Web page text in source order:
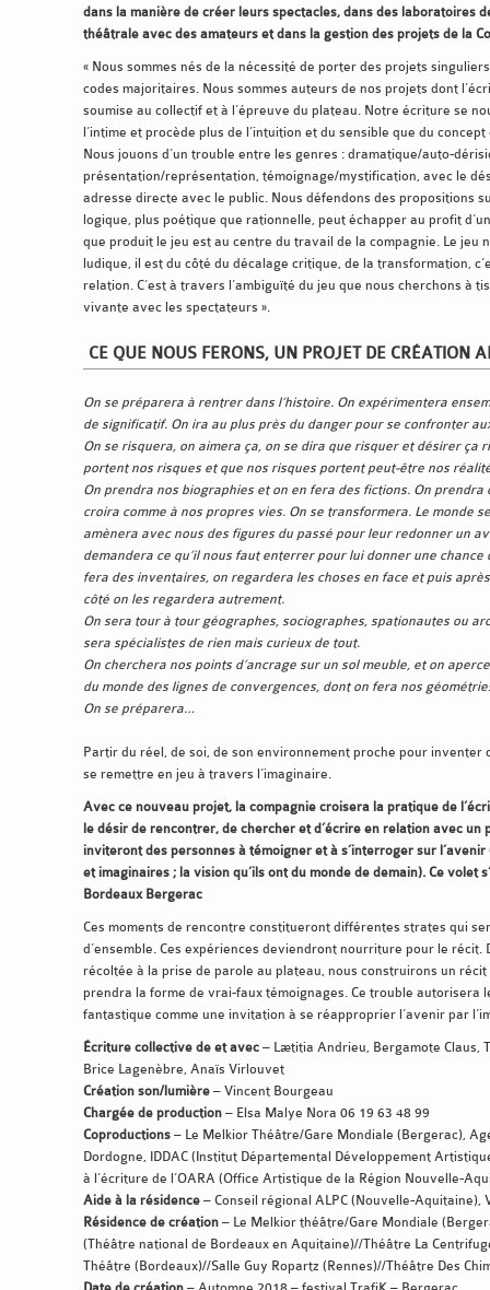
dans la manière de créer leurs spectacles, dans des laboratoires
théâtrale avec des amateurs et dans la gestion des projets de la
« Nous sommes nés de la nécessité de porter des projets
codes majoritaires. Nous sommes auteurs de nos projets dont
soumise au collectif et à l’épreuve du plateau. Notre écriture se
l’intime et procède plus de l’intuition et du sensible que du
Nous jouons d’un trouble entre les genres : dramatique/auto-
présentation/représentation, témoignage/mystification, avec le
adresse directe avec le public. Nous défendons des propositions
logique, plus poétique que rationnelle, peut échapper au profit
que produit le jeu est au centre du travail de la compagnie. Le jeu
ludique, il est du côté du décalage critique, de la transformation,
relation. C’est à travers l’ambiguïté du jeu que nous cherchons à
vivante avec les spectateurs ».
CE QUE NOUS FERONS, UN PROJET DE CRÉATION
On se préparera à rentrer dans l’histoire. On expérimentera
de significatif. On ira au plus près du danger pour se confronter
On se risquera, on aimera ça, on se dira que risquer et désirer ça
portent nos risques et que nos risques portent peut-être nos
On prendra nos biographies et on en fera des fictions. On prendra
croira comme à nos propres vies. On se transformera. Le monde
amènera avec nous des figures du passé pour leur redonner un
demandera ce qu’il nous faut enterrer pour lui donner une chance
fera des inventaires, on regardera les choses en face et puis
côté on les regardera autrement.
On sera tour à tour géographes, sociographes, spationautes ou
sera spécialistes de rien mais curieux de tout.
On cherchera nos points d’ancrage sur un sol meuble, et on
du monde des lignes de convergences, dont on fera nos
On se préparera…
Partir du réel, de soi, de son environnement proche pour inventer
se remettre en jeu à travers l’imaginaire.
Avec ce nouveau projet, la compagnie croisera la pratique de
le désir de rencontrer, de chercher et d’écrire en relation avec un
inviteront des personnes à témoigner et à s’interroger sur
et imaginaires ; la vision qu’ils ont du monde de demain). Ce volet
Bordeaux Bergerac
Ces moments de rencontre constitueront différentes strates qui
d’ensemble. Ces expériences deviendront nourriture pour le récit.
récoltée à la prise de parole au plateau, nous construirons un
prendra la forme de vrai-faux témoignages. Ce trouble autorisera
fantastique comme une invitation à se réapproprier l’avenir par
Écriture collective de et avec – Lætitia Andrieu, Bergamote Claus,
Brice Lagenèbre, Anaïs Virlouvet
Création son/lumière – Vincent Bourgeau
Chargée de production – Elsa Malye Nora 06 19 63 48 99
Coproductions – Le Melkior Théâtre/Gare Mondiale (Bergerac),
Dordogne, IDDAC (Institut Départemental Développement
à l’écriture de l’OARA (Office Artistique de la Région Nouvelle-
Aide à la résidence – Conseil régional ALPC (Nouvelle-Aquitaine),
Résidence de création – Le Melkior théâtre/Gare Mondiale
(Théâtre national de Bordeaux en Aquitaine)//Théâtre La
Théâtre (Bordeaux)//Salle Guy Ropartz (Rennes)//Théâtre Des